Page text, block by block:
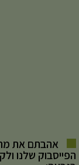
אהבתם את
הפייסבוק שלנו